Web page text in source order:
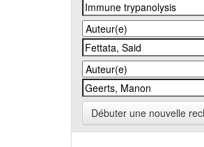
Débuter une nouvelle